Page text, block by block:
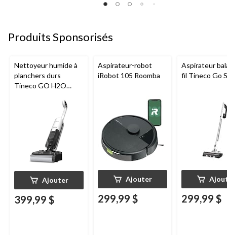
Produits Sponsorisés
Nettoyeur humide à
planchers durs
Tineco GO H2O
Ajouter
399,99 $
Aspirateur-robot
iRobot 105 Roomba
Ajouter
299,99 $
Aspirateur
fil Tineco Go
299,99 $